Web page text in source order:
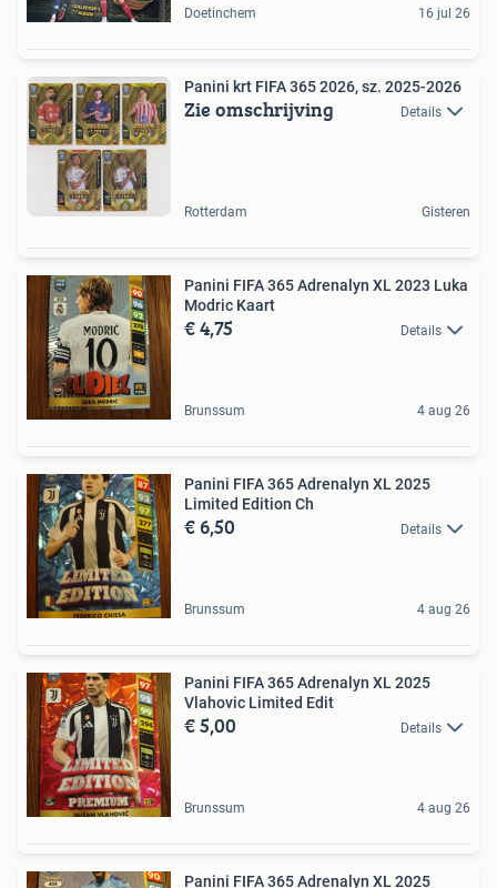
Doetinchem 16 jul 26
Panini krt FIFA 365 2026, sz. 2025-2026
Zie omschrijving Details
Rotterdam Gisteren
Panini FIFA 365 Adrenalyn XL 2023 Luka
Modric Kaart
€ 4,75 Details
Brunssum 4 aug 26
Panini FIFA 365 Adrenalyn XL 2025
Limited Edition Ch
€ 6,50 Details
Brunssum 4 aug 26
Panini FIFA 365 Adrenalyn XL 2025
Vlahovic Limited Edit
€ 5,00 Details
Brunssum 4 aug 26
Panini FIFA 365 Adrenalyn XL 2025